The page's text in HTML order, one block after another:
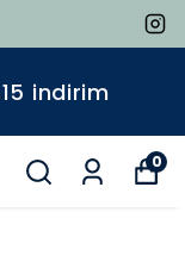
indirim
0